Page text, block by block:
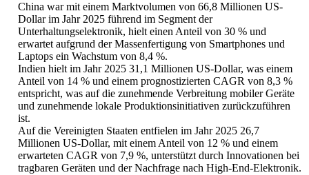
China war mit einem Marktvolumen von 66,8 Millionen US-
Dollar im Jahr 2025 führend im Segment der
Unterhaltungselektronik, hielt einen Anteil von 30 % und
erwartet aufgrund der Massenfertigung von Smartphones und
Laptops ein Wachstum von 8,4 %.
Indien hielt im Jahr 2025 31,1 Millionen US-Dollar, was einem
Anteil von 14 % und einem prognostizierten CAGR von 8,3 %
entspricht, was auf die zunehmende Verbreitung mobiler Geräte
und zunehmende lokale Produktionsinitiativen zurückzuführen
ist.
Auf die Vereinigten Staaten entfielen im Jahr 2025 26,7
Millionen US-Dollar, mit einem Anteil von 12 % und einem
erwarteten CAGR von 7,9 %, unterstützt durch Innovationen bei
tragbaren Geräten und der Nachfrage nach High-End-Elektronik.